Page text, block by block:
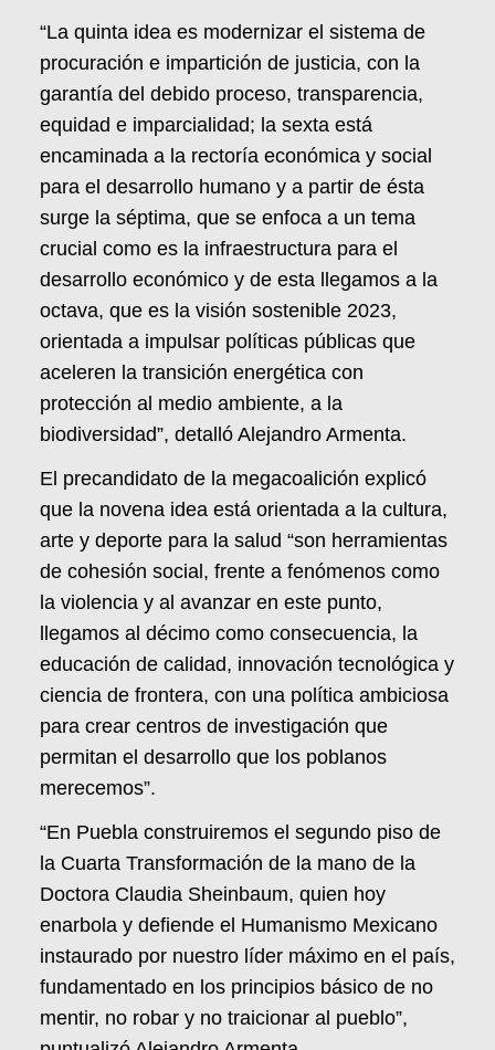
“La quinta idea es modernizar el sistema de
procuración e impartición de justicia, con la
garantía del debido proceso, transparencia,
equidad e imparcialidad; la sexta está
encaminada a la rectoría económica y social
para el desarrollo humano y a partir de ésta
surge la séptima, que se enfoca a un tema
crucial como es la infraestructura para el
desarrollo económico y de esta llegamos a la
octava, que es la visión sostenible 2023,
orientada a impulsar políticas públicas que
aceleren la transición energética con
protección al medio ambiente, a la
biodiversidad”, detalló Alejandro Armenta.
El precandidato de la megacoalición explicó
que la novena idea está orientada a la cultura,
arte y deporte para la salud “son herramientas
de cohesión social, frente a fenómenos como
la violencia y al avanzar en este punto,
llegamos al décimo como consecuencia, la
educación de calidad, innovación tecnológica y
ciencia de frontera, con una política ambiciosa
para crear centros de investigación que
permitan el desarrollo que los poblanos
merecemos”.
“En Puebla construiremos el segundo piso de
la Cuarta Transformación de la mano de la
Doctora Claudia Sheinbaum, quien hoy
enarbola y defiende el Humanismo Mexicano
instaurado por nuestro líder máximo en el país,
fundamentado en los principios básico de no
mentir, no robar y no traicionar al pueblo”,